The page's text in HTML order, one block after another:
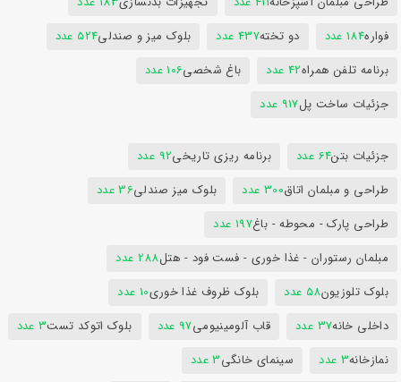
فواره184 عدد دو تخته437 عدد بلوک میز و صندلی524 عدد
برنامه تلفن همراه42 عدد باغ شخصی106 عدد
جزئیات ساخت پل917 عدد
جزئیات بتن64 عدد برنامه ریزی تاریخی92 عدد
طراحی و مبلمان اتاق300 عدد بلوک میز صندلی36 عدد
طراحی پارک - محوطه - باغ197 عدد
مبلمان رستوران - غذا خوری - فست فود - هتل288 عدد
بلوک تلوزیون58 عدد بلوک ظروف غذا خوری10 عدد
داخلی خانه37 عدد قاب آلومینیومی97 عدد بلوک اتوکد تست3 عدد
نمازخانه3 عدد سینمای خانگی3 عدد